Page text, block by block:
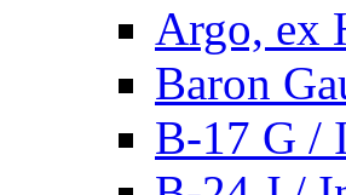
Argo, ex
Baron
B-17 G /